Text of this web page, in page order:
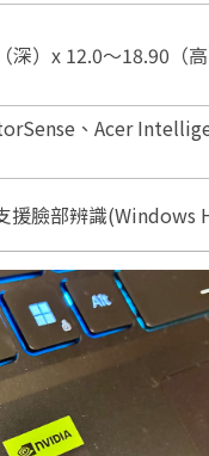
深）x 12.0～18.90（
、Acer
援臉部辨識(Windows